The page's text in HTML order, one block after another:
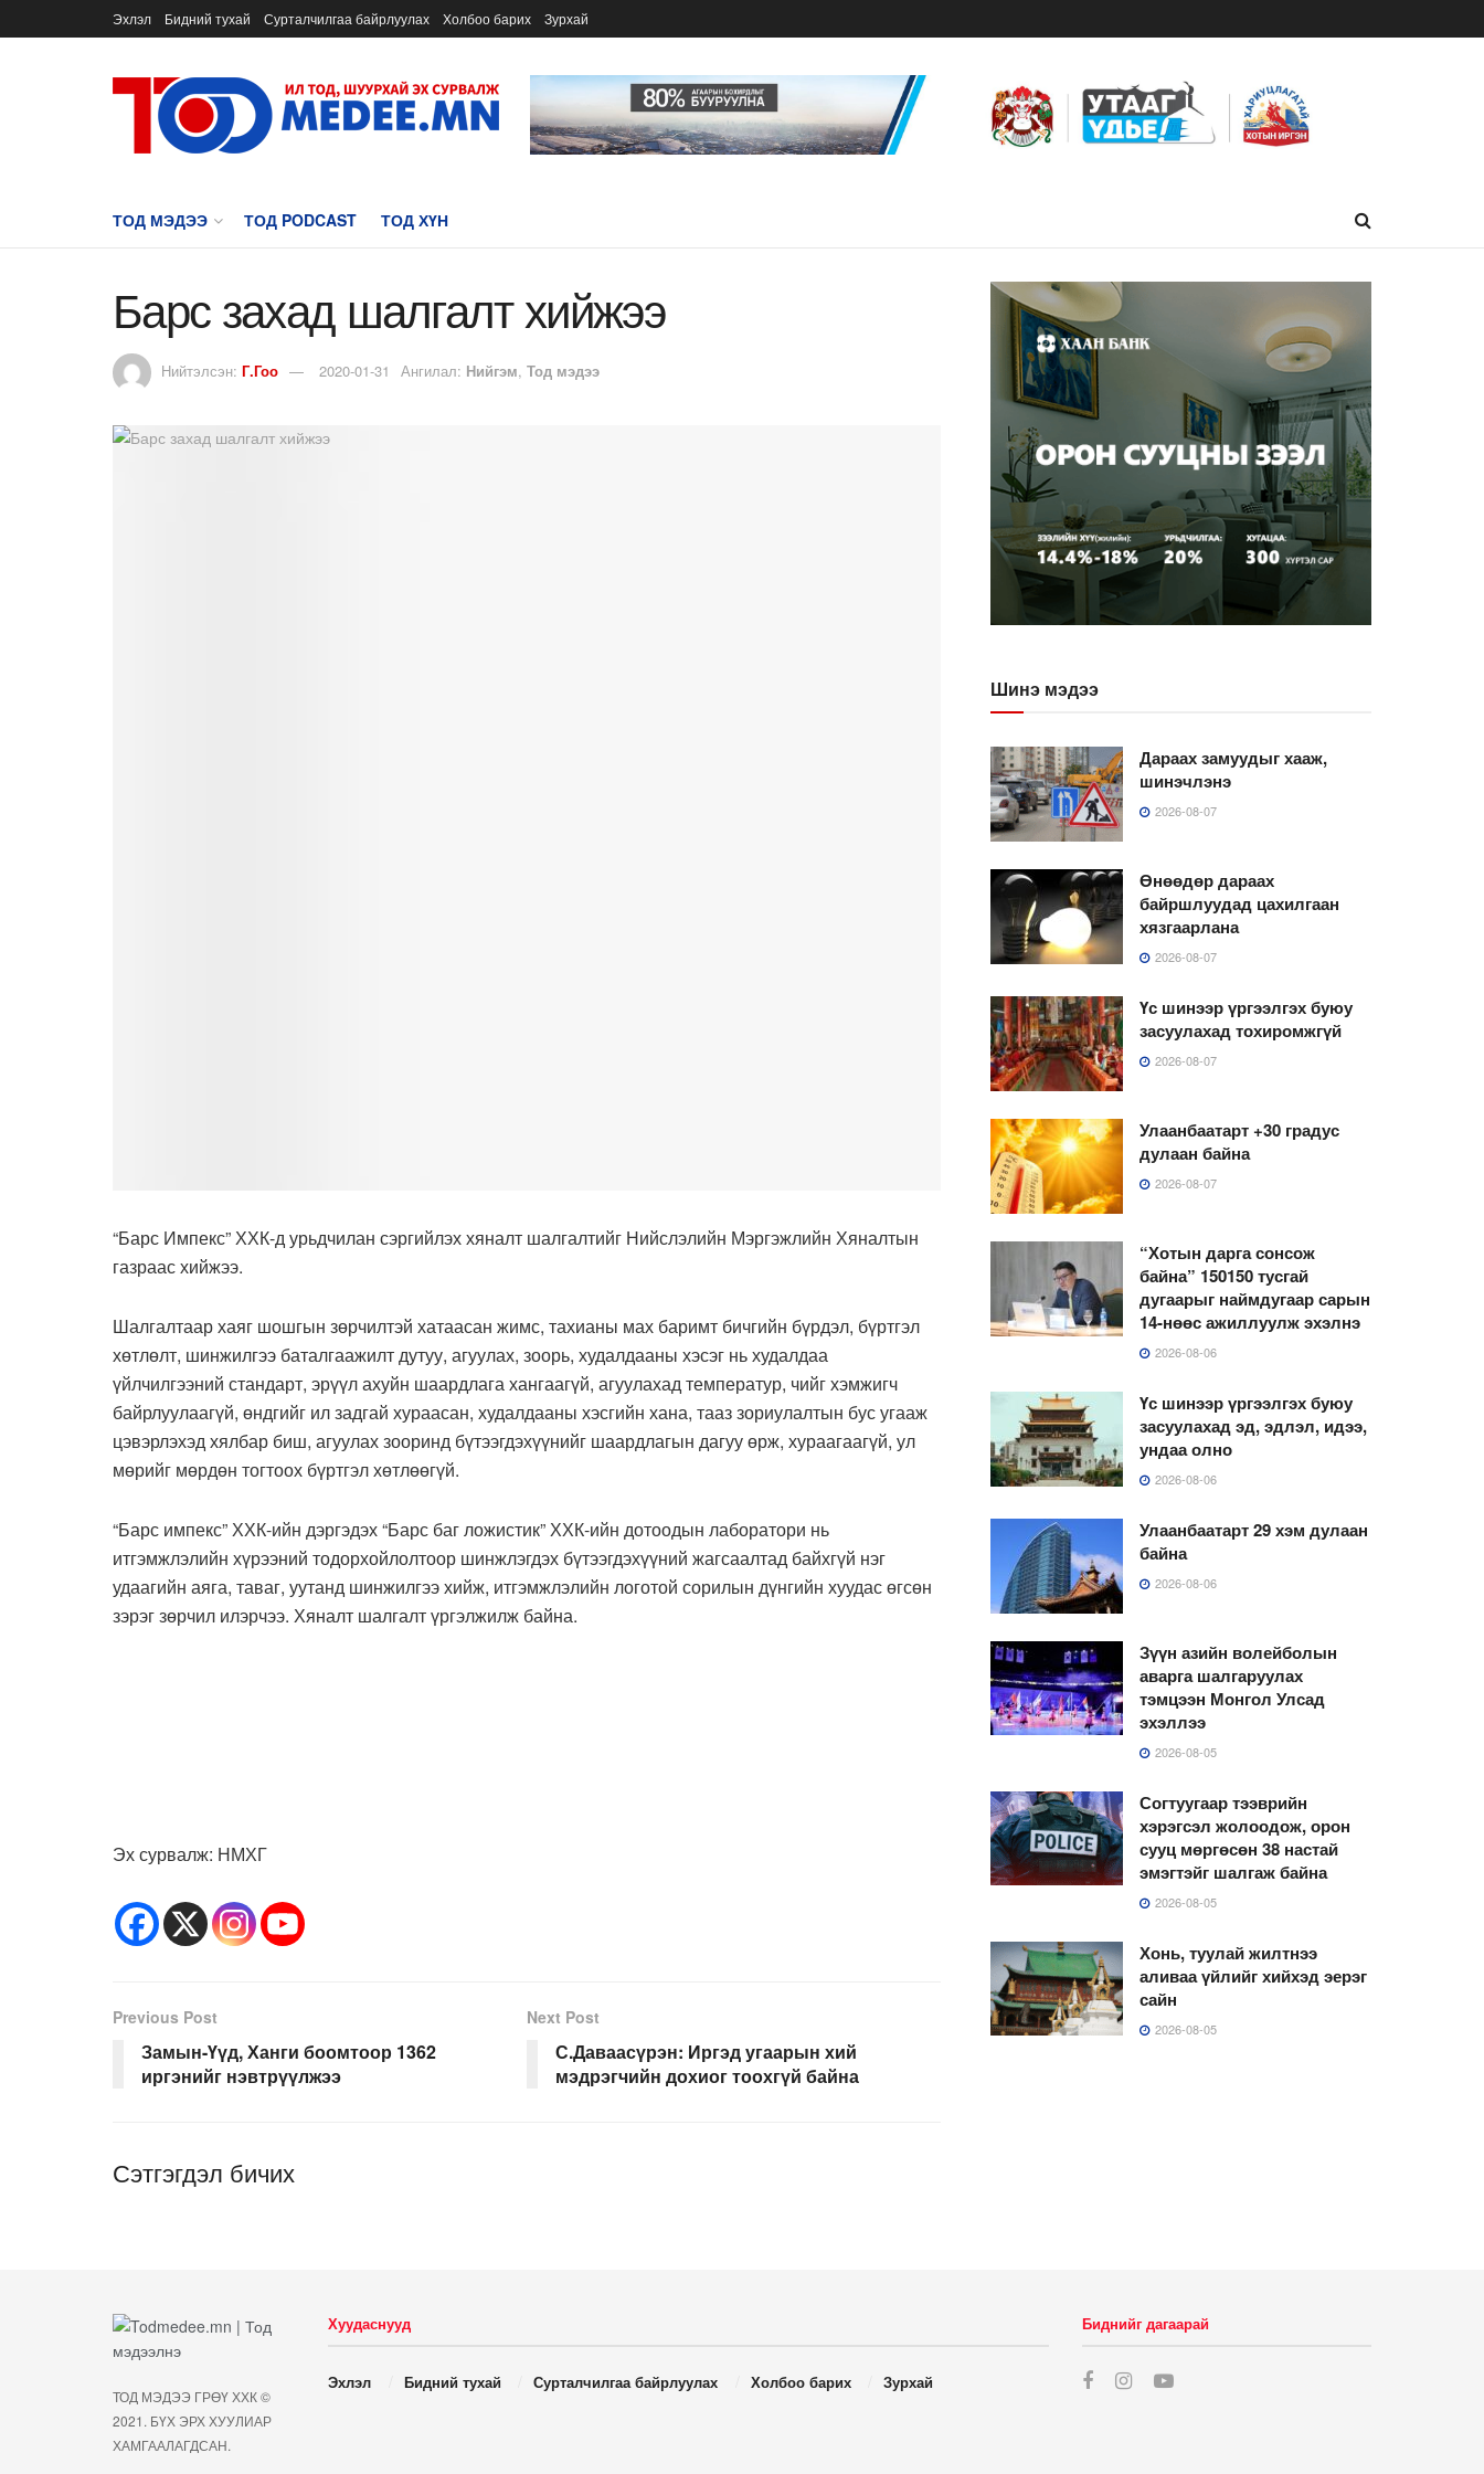
Эхлэл Бидний тухай Сурталчилгаа байрлуулах Холбоо барих Зурхай
ТОД МЭДЭЭ ТОД PODCAST ТОД ХҮН
Барс захад шалгалт хийжээ
Нийтэлсэн: Г.Гоо 2020-01-31 Ангилал: Нийгэм, Тод мэдээ
“Барс Импекс” ХХК-д урьдчилан сэргийлэх хяналт шалгалтийг Нийслэлийн Мэргэжлийн Хяналтын
газраас хийжээ.
Шалгалтаар хаяг шошгын зөрчилтэй хатаасан жимс, тахианы мах баримт бичгийн бүрдэл, бүртгэл
хөтлөлт, шинжилгээ баталгаажилт дутуу, агуулах, зоорь, худалдааны хэсэг нь худалдаа
үйлчилгээний стандарт, эрүүл ахуйн шаардлага хангаагүй, агуулахад температур, чийг хэмжигч
байрлуулаагүй, өндгийг ил задгай хураасан, худалдааны хэсгийн хана, тааз зориулалтын бус угааж
цэвэрлэхэд хялбар биш, агуулах зооринд бүтээгдэхүүнийг шаардлагын дагуу өрж, хураагаагүй, ул
мөрийг мөрдөн тогтоох бүртгэл хөтлөөгүй.
“Барс импекс” ХХК-ийн дэргэдэх “Барс баг ложистик” ХХК-ийн дотоодын лаборатори нь
итгэмжлэлийн хүрээний тодорхойлолтоор шинжлэгдэх бүтээгдэхүүний жагсаалтад байхгүй нэг
удаагийн аяга, таваг, уутанд шинжилгээ хийж, итгэмжлэлийн логотой сорилын дүнгийн хуудас өгсөн
зэрэг зөрчил илэрчээ. Хяналт шалгалт үргэлжилж байна.
Эх сурвалж: НМХГ
Previous Post
Замын-Үүд, Ханги боомтоор 1362
иргэнийг нэвтрүүлжээ
Next Post
С.Даваасүрэн: Иргэд угаарын хий
мэдрэгчийн дохиог тоохгүй байна
Сэтгэгдэл бичих
Шинэ мэдээ
Дараах замуудыг хааж,
шинэчлэнэ
2026-08-07
Өнөөдөр дараах
байршлуудад цахилгаан
хязгаарлана
2026-08-07
Үс шинээр үргээлгэх буюу
засуулахад тохиромжгүй
2026-08-07
Улаанбаатарт +30 градус
дулаан байна
2026-08-07
“Хотын дарга сонсож
байна” 150150 тусгай
дугаарыг наймдугаар сарын
14-нөөс ажиллуулж эхэлнэ
2026-08-06
Үс шинээр үргээлгэх буюу
засуулахад эд, эдлэл, идээ,
ундаа олно
2026-08-06
Улаанбаатарт 29 хэм дулаан
байна
2026-08-06
Зүүн азийн волейболын
аварга шалгаруулах
тэмцээн Монгол Улсад
эхэллээ
2026-08-05
Согтуугаар тээврийн
хэрэгсэл жолоодож, орон
сууц мөргөсөн 38 настай
эмэгтэйг шалгаж байна
2026-08-05
Хонь, туулай жилтнээ
аливаа үйлийг хийхэд эерэг
сайн
2026-08-05
ТОД МЭДЭЭ ГРӨҮ ХХК ©
2021. БҮХ ЭРХ ХУУЛИАР
ХАМГААЛАГДСАН.
Хуудаснууд
Эхлэл Бидний тухай Сурталчилгаа байрлуулах Холбоо барих Зурхай
Биднийг дагаарай